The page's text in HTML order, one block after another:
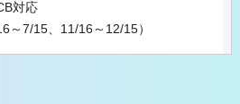
対応
～7/15、11/16～12/15）